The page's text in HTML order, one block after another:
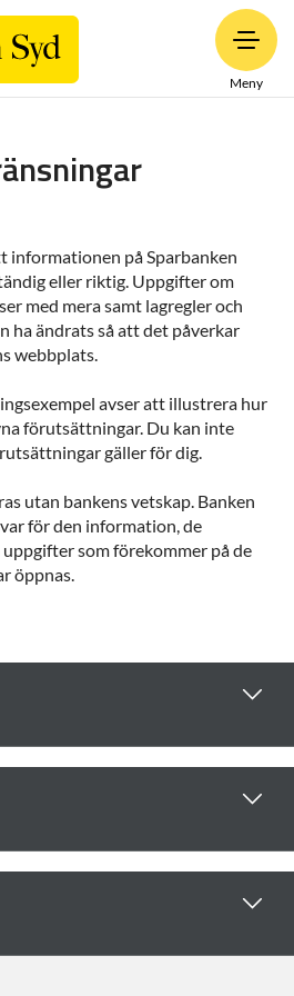
Meny
informationen på Sparbanken
eller riktig. Uppgifter om
med mera samt lagregler och
ha ändrats så att det påverkar
webbplats.
avser att illustrera hur
förutsättningar. Du kan inte
gäller för dig.
utan bankens vetskap. Banken
för den information, de
som förekommer på de
öppnas.